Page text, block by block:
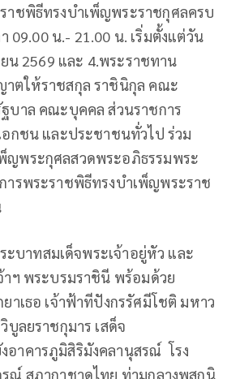
าชพิธีทรงบำเพ็ญพระราชกุศลครบ
09.00 น.- 21.00 น. เริ่มตั้งแต่วัน
น 2569 และ 4.พระราชทาน
ตให้ราชสกุล ราชินิกุล คณะ
บาล คณะบุคคล ส่วนราชการ
อกชน และประชาชนทั่วไป ร่วม
ญพระกุศลสวดพระอภิธรรมพระ
ารพระราชพิธีทรงบำเพ็ญพระราช
ะบาทสมเด็จพระเจ้าอยู่หัว และ
าฯ พระบรมราชินี พร้อมด้วย
าเธอ เจ้าฟ้าทีปังกรรัศมีโชติ มหาว
บูลยราชกุมาร เสด็จ
อาคารภูมิสิริมังคลานุสรณ์ โรง
ณ์ สภากาชาดไทย ท่ามกลางพสกนิ